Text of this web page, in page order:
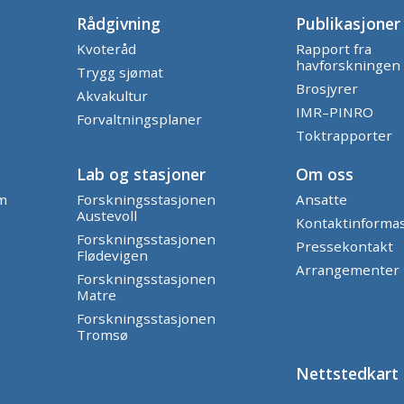
Rådgivning
Kvoteråd
Trygg sjømat
Akvakultur
Forvaltningsplaner
Publikasjoner
Rapport fra
havforskningen
Brosjyrer
IMR–PINRO
Toktrapporter
Lab og stasjoner
Forskningsstasjonen
Austevoll
Forskningsstasjonen
Flødevigen
Forskningsstasjonen
Matre
Forskningsstasjonen
Tromsø
Om oss
Ansatte
Pressekontakt
Arrangementer
Nettstedkart